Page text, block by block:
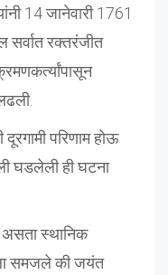
14 जानेवारी 1761
सर्वात रक्तरंजीत
दूरगामी परिणाम होऊ
घडलेली ही घटना
असता स्थानिक
समजले की जयंत